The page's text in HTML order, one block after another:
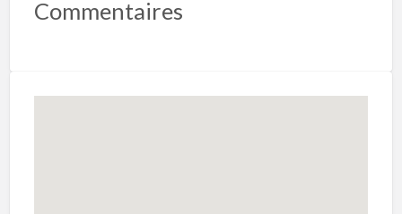
Commentaires